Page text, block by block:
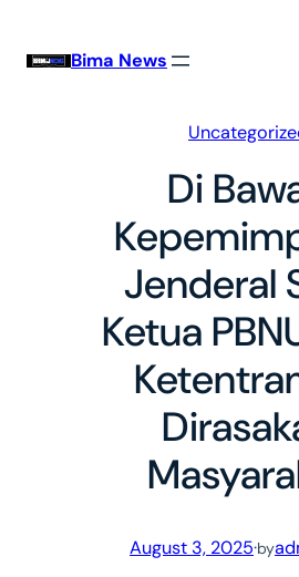
Bima News
Di
Jenderal
Ketua
August 3, 2025·by